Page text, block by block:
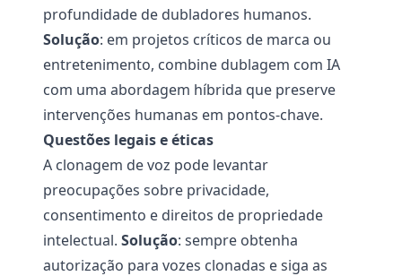
profundidade de dubladores humanos.
Solução: em projetos críticos de marca ou
entretenimento, combine dublagem com IA
com uma abordagem híbrida que preserve
intervenções humanas em pontos-chave.
Questões legais e éticas
A clonagem de voz pode levantar
preocupações sobre privacidade,
consentimento e direitos de propriedade
intelectual. Solução: sempre obtenha
autorização para vozes clonadas e siga as